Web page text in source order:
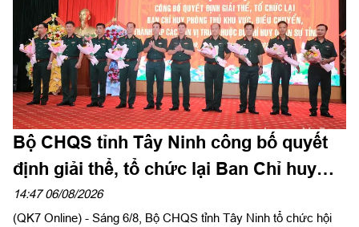
Bộ CHQS tỉnh Tây Ninh công bố quyết
định giải thể, tổ chức lại Ban Chỉ huy
phòng thủ khu vực
14:47 06/08/2026
(QK7 Online) - Sáng 6/8, Bộ CHQS tỉnh Tây Ninh tổ chức hội